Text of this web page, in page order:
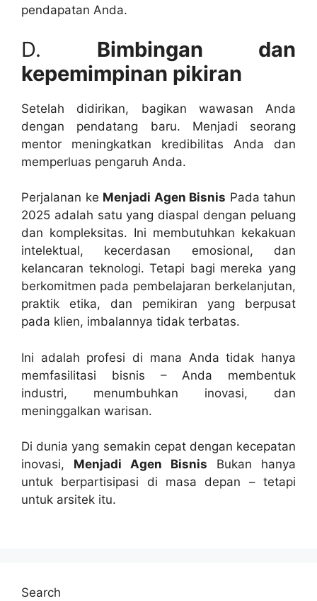
pendapatan Anda.
D. Bimbingan dan
kepemimpinan pikiran
Setelah didirikan, bagikan wawasan Anda
dengan pendatang baru. Menjadi seorang
mentor meningkatkan kredibilitas Anda dan
memperluas pengaruh Anda.
Perjalanan ke Menjadi Agen Bisnis Pada tahun
2025 adalah satu yang diaspal dengan peluang
dan kompleksitas. Ini membutuhkan kekakuan
intelektual, kecerdasan emosional, dan
kelancaran teknologi. Tetapi bagi mereka yang
berkomitmen pada pembelajaran berkelanjutan,
praktik etika, dan pemikiran yang berpusat
pada klien, imbalannya tidak terbatas.
Ini adalah profesi di mana Anda tidak hanya
memfasilitasi bisnis – Anda membentuk
industri, menumbuhkan inovasi, dan
meninggalkan warisan.
Di dunia yang semakin cepat dengan kecepatan
inovasi, Menjadi Agen Bisnis Bukan hanya
untuk berpartisipasi di masa depan – tetapi
untuk arsitek itu.
Search